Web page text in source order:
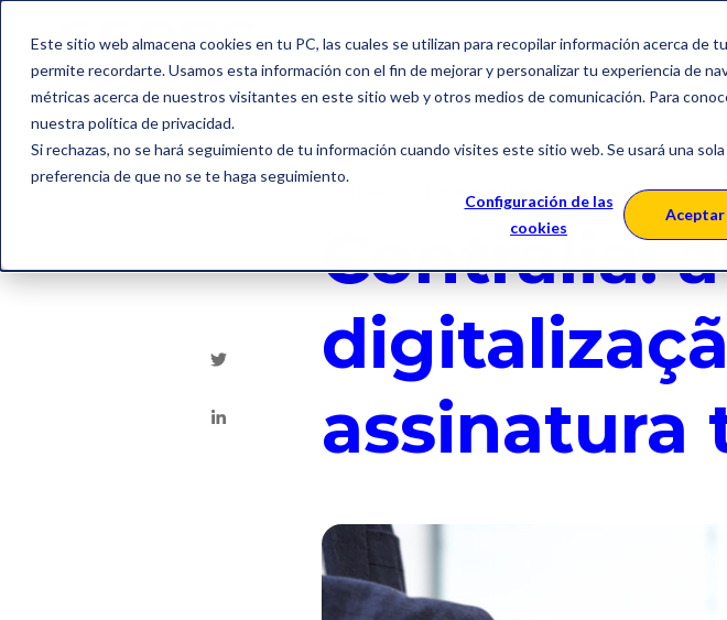
Este sitio web almacena cookies en tu PC, las cuales se utilizan para recopilar información acerca de
permite recordarte. Usamos esta información con el fin de mejorar y personalizar tu experiencia de
métricas acerca de nuestros visitantes en este sitio web y otros medios de comunicación. Para
nuestra política de privacidad.
Si rechazas, no se hará seguimiento de tu información cuando visites este sitio web. Se usará una
preferencia de que no se te haga seguimiento.
Configuración de las
cookies
Serviços
Contralia: a
assinatura